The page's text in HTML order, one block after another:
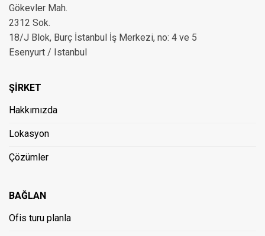
Gökevler Mah.
2312 Sok.
18/J Blok, Burç İstanbul İş Merkezi, no: 4 ve 5
Esenyurt / Istanbul
ŞİRKET
Hakkımızda
Lokasyon
Çözümler
BAĞLAN
Ofis turu planla